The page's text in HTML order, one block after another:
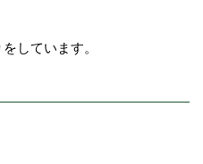
しています。